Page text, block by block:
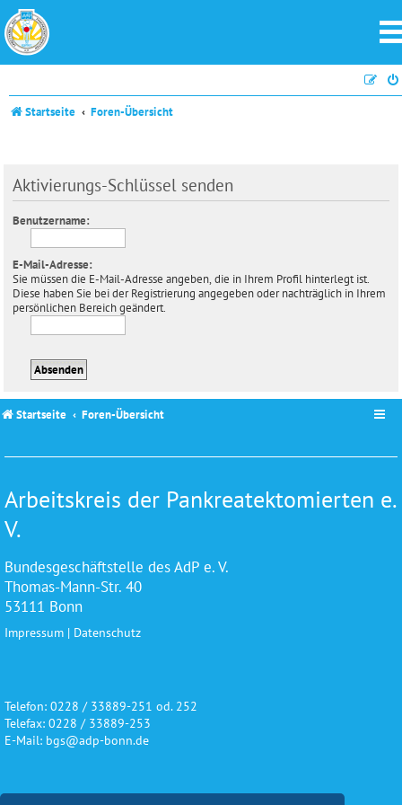
Startseite Foren-Übersicht
Aktivierungs-Schlüssel senden
Benutzername:
E-Mail-Adresse:
Sie müssen die E-Mail-Adresse angeben, die in Ihrem Profil hinterlegt ist.
Diese haben Sie bei der Registrierung angegeben oder nachträglich in Ihrem
persönlichen Bereich geändert.
Startseite Foren-Übersicht
Arbeitskreis der Pankreatektomierten e.
V.
Bundesgeschäftstelle des AdP e. V.
Thomas-Mann-Str. 40
53111 Bonn
Impressum | Datenschutz
Telefon: 0228 / 33889-251 od. 252
Telefax: 0228 / 33889-253
E-Mail: bgs@adp-bonn.de